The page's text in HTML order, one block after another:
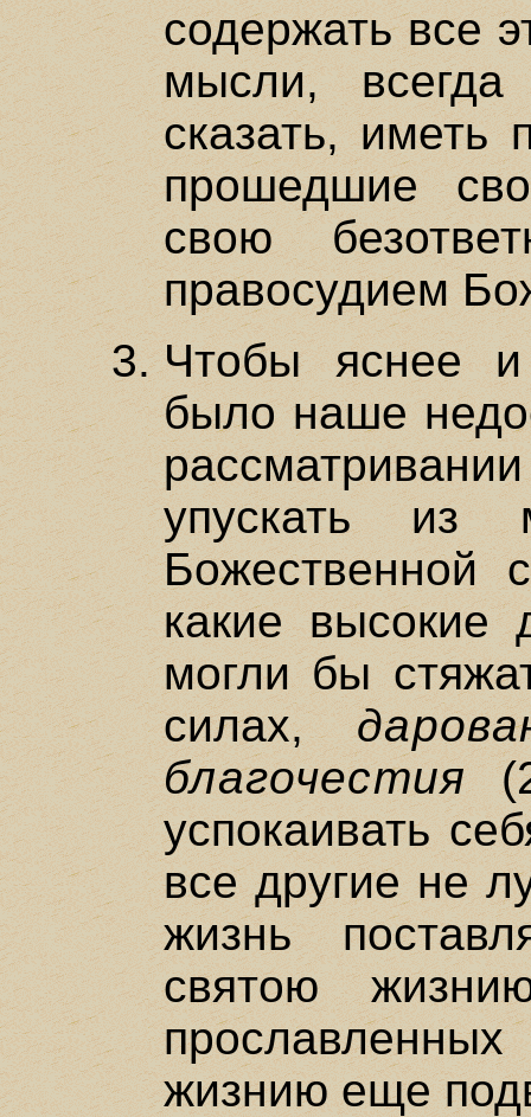
содержать все
мысли, всегда
сказать, иметь
прошедшие
свою
правосудием
Чтобы яснее и
было наше
упускать
Божественной
какие высокие
могли бы
силах,
благочестия
успокаивать
все другие не
жизнь
святою
жизнию еще